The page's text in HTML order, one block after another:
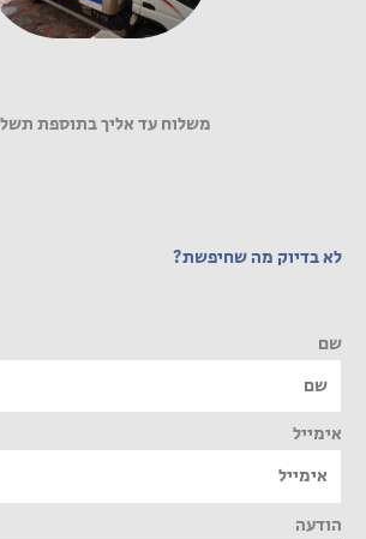
משלוח עד אליך בתוספת
לא בדיוק מה שחיפשת?
שם
אימייל
הודעה